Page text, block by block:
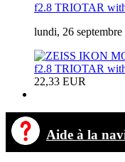
f2.8 TRIOTAR
lundi, 26 septembre
22,33 EUR
Aide à la